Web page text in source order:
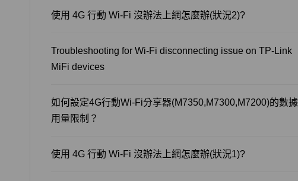
使用 4G 行動 Wi-Fi 沒辦法上網怎麼辦(狀況2)?
Troubleshooting for Wi-Fi disconnecting issue on TP-Link
MiFi devices
如何設定4G行動Wi-Fi分享器(M7350,M7300,M7200)的數據
用量限制？
使用 4G 行動 Wi-Fi 沒辦法上網怎麼辦(狀況1)?